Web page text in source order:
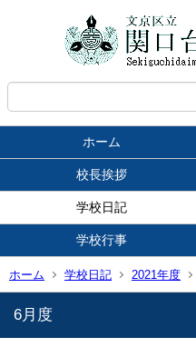
ホーム
校長挨拶
学校日記
学校行事
ホーム 学校日記 2021年度
6月度